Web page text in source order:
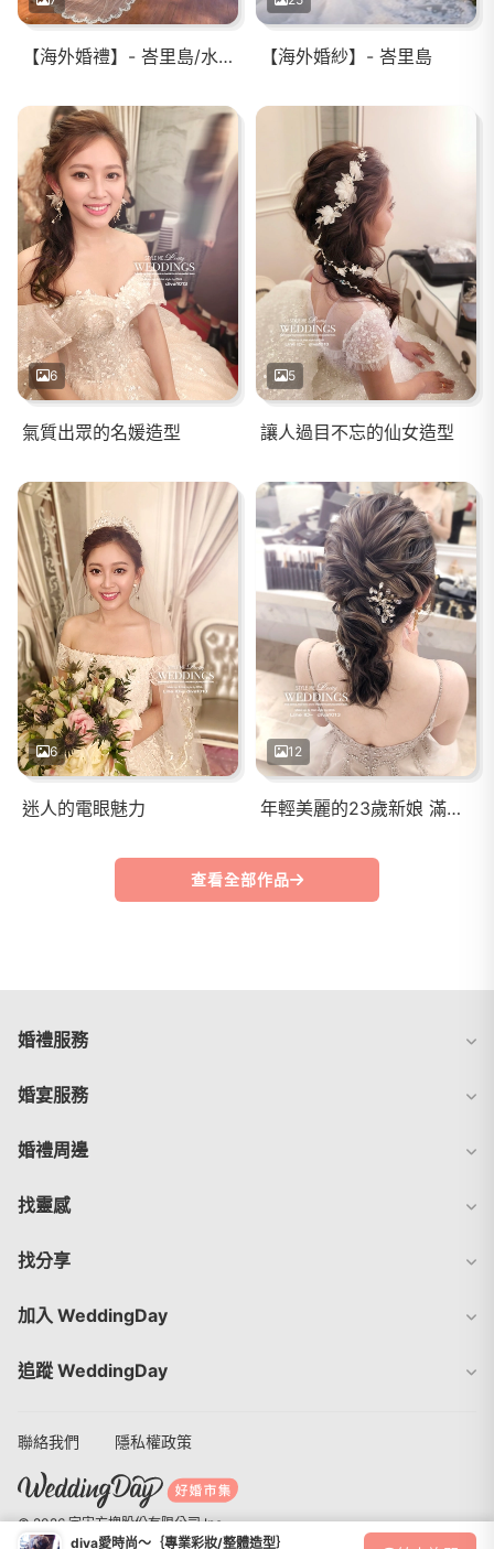
【海外婚禮】- 峇里島/水之教堂 【海外婚紗】- 峇里島
6
氣質出眾的名媛造型
5
讓人過目不忘的仙女造型
6
迷人的電眼魅力
12
年輕美麗的23歲新娘 滿滿的膠原蛋白❤️❤️羨慕❤️❤️
查看全部作品
diva愛時尚～｛專業彩妝/整體造型｝
婚禮服務
婚宴服務
婚禮周邊
找靈感
找分享
加入 WeddingDay
追蹤 WeddingDay
聯絡我們 隱私權政策
© 2026 宇宙方塊股份有限公司 Inc.